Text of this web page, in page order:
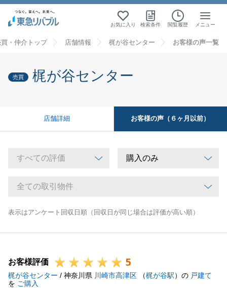
お気に入り 検索条件 閲覧履歴 メニュー
・仲介トップ 店舗情報 梶が谷センター お客様の声一覧
売買 梶が谷センター
店舗詳細 お客様の声（６ヶ月以前）
表示はアンケート回収日順（回収日が同じ場合は評価が高い順）
お客様評価 5
梶が谷センター / 神奈川県 川崎市高津区 （梶が谷駅）の 戸建て
を ご購入